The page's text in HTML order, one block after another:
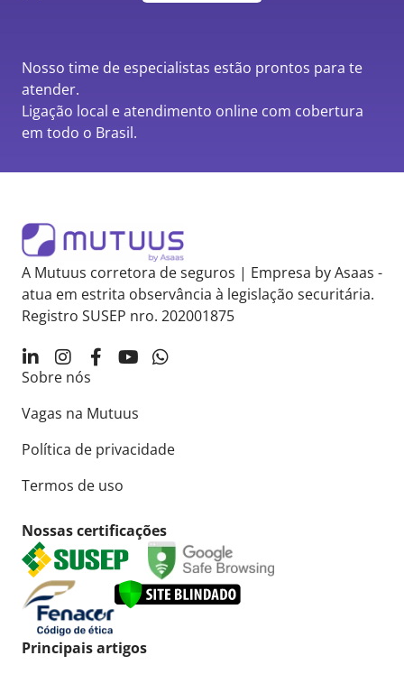
Nosso time de especialistas estão prontos para te
atender.
Ligação local e atendimento online com cobertura
em todo o Brasil.
A Mutuus corretora de seguros | Empresa by Asaas -
atua em estrita observância à legislação securitária.
Registro SUSEP nro. 202001875
Sobre nós
Vagas na Mutuus
Política de privacidade
Termos de uso
Nossas certificações
Principais artigos